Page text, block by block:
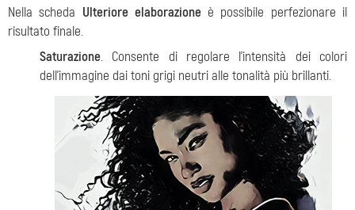
Nella scheda Ulteriore elaborazioneè possibile perfezionare il
risultato finale.
Saturazione. Consente di regolare l'intensità dei colori
dell'immagine dai toni grigi neutri alle tonalità più brillanti.